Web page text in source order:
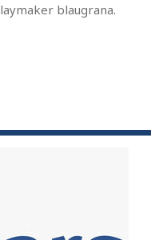
blaugrana.